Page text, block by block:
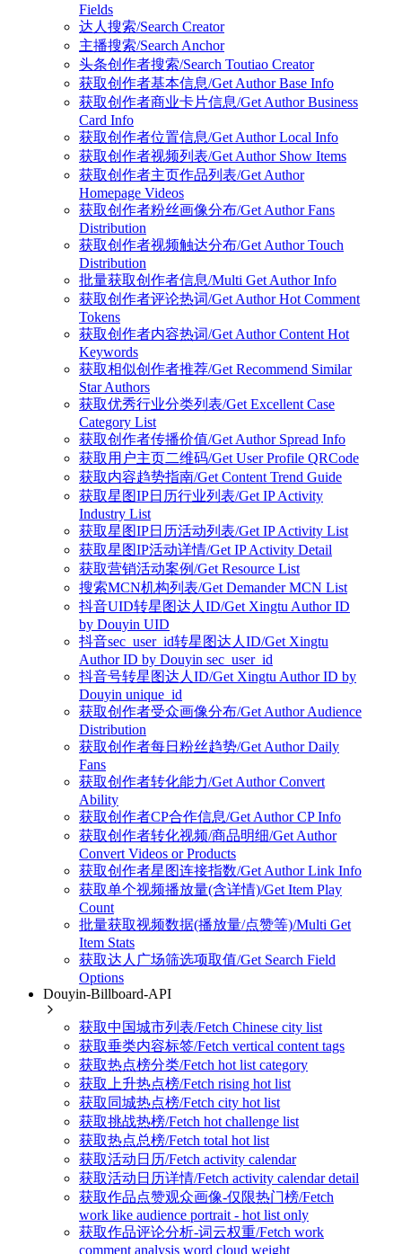
Fields
达人搜索/Search Creator
主播搜索/Search Anchor
头条创作者搜索/Search Toutiao Creator
获取创作者基本信息/Get Author Base Info
获取创作者商业卡片信息/Get Author Business
Card Info
获取创作者位置信息/Get Author Local Info
获取创作者视频列表/Get Author Show Items
获取创作者主页作品列表/Get Author
Homepage Videos
获取创作者粉丝画像分布/Get Author Fans
Distribution
获取创作者视频触达分布/Get Author Touch
Distribution
批量获取创作者信息/Multi Get Author Info
获取创作者评论热词/Get Author Hot Comment
Tokens
获取创作者内容热词/Get Author Content Hot
Keywords
获取相似创作者推荐/Get Recommend Similar
Star Authors
获取优秀行业分类列表/Get Excellent Case
Category List
获取创作者传播价值/Get Author Spread Info
获取用户主页二维码/Get User Profile QRCode
获取内容趋势指南/Get Content Trend Guide
获取星图IP日历行业列表/Get IP Activity
Industry List
获取星图IP日历活动列表/Get IP Activity List
获取星图IP活动详情/Get IP Activity Detail
获取营销活动案例/Get Resource List
搜索MCN机构列表/Get Demander MCN List
抖音UID转星图达人ID/Get Xingtu Author ID
by Douyin UID
抖音sec_user_id转星图达人ID/Get Xingtu
Author ID by Douyin sec_user_id
抖音号转星图达人ID/Get Xingtu Author ID by
Douyin unique_id
获取创作者受众画像分布/Get Author Audience
Distribution
获取创作者每日粉丝趋势/Get Author Daily
Fans
获取创作者转化能力/Get Author Convert
Ability
获取创作者CP合作信息/Get Author CP Info
获取创作者转化视频/商品明细/Get Author
Convert Videos or Products
获取创作者星图连接指数/Get Author Link Info
获取单个视频播放量(含详情)/Get Item Play
Count
批量获取视频数据(播放量/点赞等)/Multi Get
Item Stats
获取达人广场筛选项取值/Get Search Field
Options
Douyin-Billboard-API
获取中国城市列表/Fetch Chinese city list
获取垂类内容标签/Fetch vertical content tags
获取热点榜分类/Fetch hot list category
获取上升热点榜/Fetch rising hot list
获取同城热点榜/Fetch city hot list
获取挑战热榜/Fetch hot challenge list
获取热点总榜/Fetch total hot list
获取活动日历/Fetch activity calendar
获取活动日历详情/Fetch activity calendar detail
获取作品点赞观众画像-仅限热门榜/Fetch
work like audience portrait - hot list only
获取作品评论分析-词云权重/Fetch work
comment analysis word cloud weight